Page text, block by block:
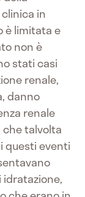
in
è limitata e
non è
stati casi
renale,
danno
renale
talvolta
questi eventi